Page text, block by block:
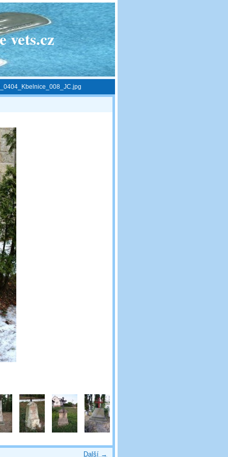
vets.cz
Další →